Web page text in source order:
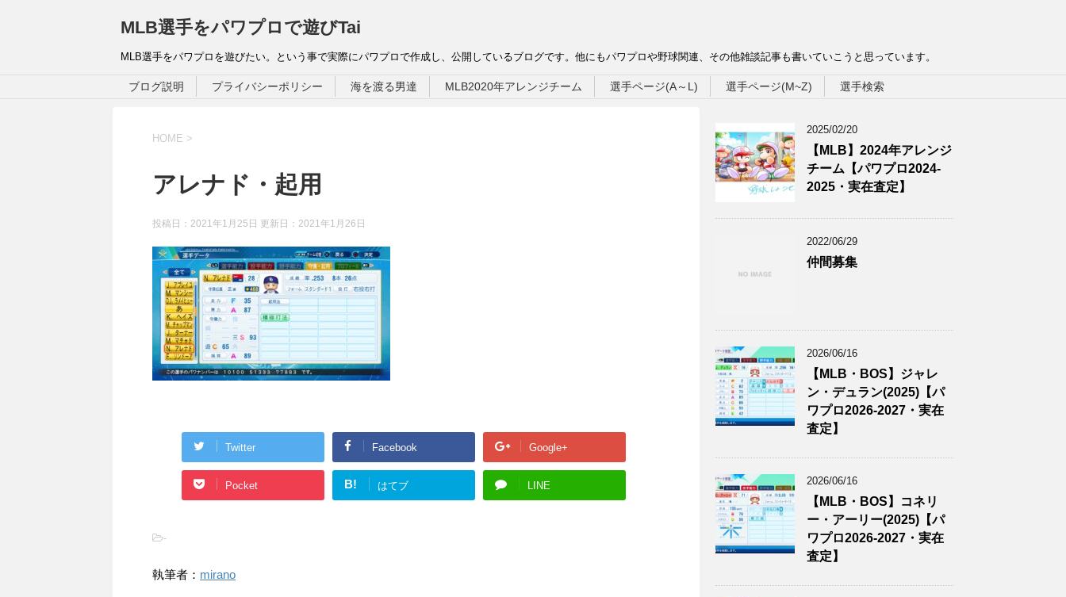
MLB選手をパワプロで遊びTai
MLB選手をパワプロを遊びたい。という事で実際にパワプロで作成し、公開しているブログです。他にもパワプロや野球関連、その他雑談記事も書いていこうと思っています。
ブログ説明 プライバシーポリシー 海を渡る男達 MLB2020年アレンジチーム 選手ページ(A～L) 選手ページ(M~Z) 選手検索
HOME >
アレナド・起用
投稿日：2021年1月25日 更新日： 2021年1月26日
Twitter Facebook Google+
Pocket B! はてブ LINE
-
執筆者： mirano
2025/02/20
【MLB】2024年アレンジ
チーム【パワプロ2024-
2025・実在査定】
2022/06/29
仲間募集
2026/06/16
【MLB・BOS】ジャレ
ン・デュラン(2025)【パ
ワプロ2026-2027・実在
査定】
2026/06/16
【MLB・BOS】コネリ
ー・アーリー(2025)【パ
ワプロ2026-2027・実在
査定】